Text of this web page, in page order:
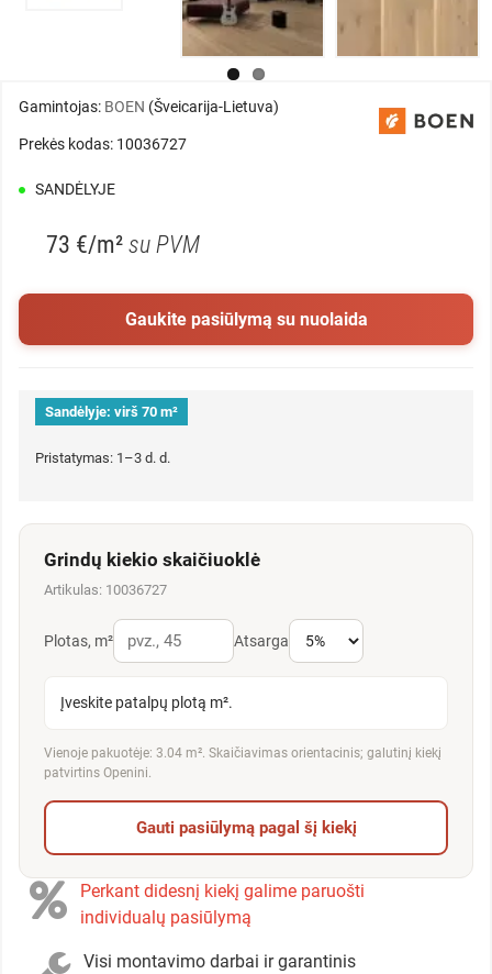
Gamintojas: BOEN (Šveicarija-Lietuva)
Prekės kodas: 10036727
SANDĖLYJE
73 €/m² su PVM
Gaukite pasiūlymą su nuolaida
Sandėlyje: virš 70 m²
Pristatymas: 1–3 d. d.
Grindų kiekio skaičiuoklė
Artikulas: 10036727
Plotas, m² Atsarga
Įveskite patalpų plotą m².
Vienoje pakuotėje: 3.04 m². Skaičiavimas orientacinis; galutinį kiekį
patvirtins Openini.
Gauti pasiūlymą pagal šį kiekį
Perkant didesnį kiekį galime paruošti
individualų pasiūlymą
Visi montavimo darbai ir garantinis